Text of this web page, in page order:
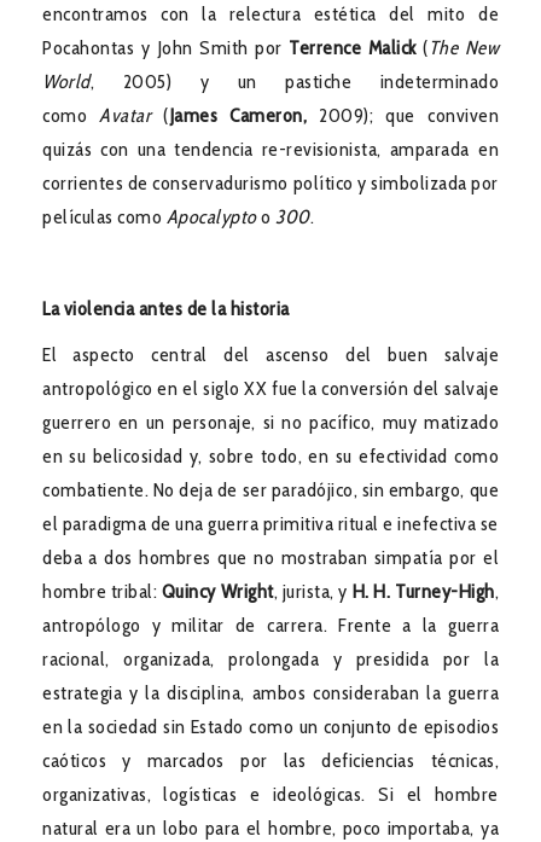
encontramos con la relectura estética del mito de
Pocahontas y John Smith por Terrence Malick( The New
World, 2005) y un pastiche indeterminado
comoAvatar(James Cameron, 2009); que conviven
quizás con una tendencia re-revisionista, amparada en
corrientes de conservadurismo político y simbolizada por
películas como Apocalyptoo 300.
La violencia antes de la historia
El aspecto central del ascenso del buen salvaje
antropológico en el siglo XX fue la conversión del salvaje
guerrero en un personaje, si no pacífico, muy matizado
en su belicosidad y, sobre todo, en su efectividad como
combatiente. No deja de ser paradójico, sin embargo, que
el paradigma de una guerra primitiva ritual e inefectiva se
deba a dos hombres que no mostraban simpatía por el
hombre tribal: Quincy Wright, jurista, y H. H. Turney-High,
antropólogo y militar de carrera. Frente a la guerra
racional, organizada, prolongada y presidida por la
estrategia y la disciplina, ambos consideraban la guerra
en la sociedad sin Estado como un conjunto de episodios
caóticos y marcados por las deficiencias técnicas,
organizativas, logísticas e ideológicas. Si el hombre
natural era un lobo para el hombre, poco importaba, ya